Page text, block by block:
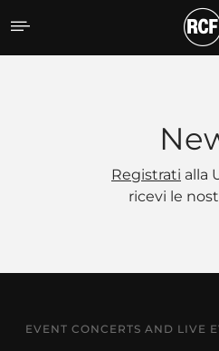
News
Registrati alla
ricevi le
EVENT CONCERTS AND LIVE